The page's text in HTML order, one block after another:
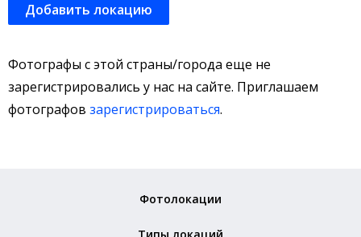
Добавить локацию
Фотографы с этой страны/города еще не
зарегистрировались у нас на сайте. Приглашаем
фотографов зарегистрироваться.
Фотолокации